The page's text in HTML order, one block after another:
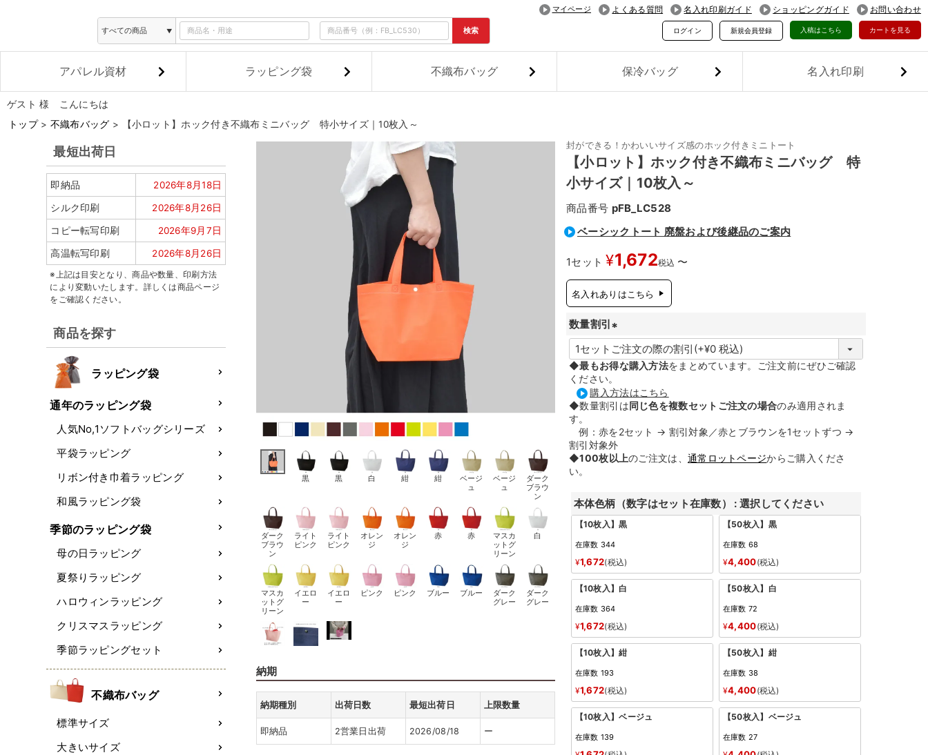
検索
マイページ よくある質問 名入れ印刷ガイド ショッピングガイド お問い合わせ
カートを見る
入稿はこちら
ログイン 新規会員登録
アパレル資材 ラッピング袋 不織布バッグ 保冷バッグ 名入れ印刷
ゲスト 様 こんにちは
トップ 不織布バッグ 【小ロット】ホック付き不織布ミニバッグ 特小サイズ｜10枚入～
最短出荷日
即納品 2026年8月18日
シルク印刷 2026年8月26日
コピー転写印刷 2026年9月7日
高温転写印刷 2026年8月26日
※上記は目安となり、商品や数量、印刷方法
により変動いたします。詳しくは商品ページ
をご確認ください。
商品を探す
ラッピング袋
通年のラッピング袋
人気No,1ソフトバッグシリーズ
平袋ラッピング
リボン付き巾着ラッピング
和風ラッピング袋
季節のラッピング袋
母の日ラッピング
夏祭りラッピング
ハロウィンラッピング
クリスマスラッピング
季節ラッピングセット
不織布バッグ
標準サイズ
大きいサイズ
黒 黒 白 紺 紺
ベージ
ュ
ベージ
ュ
ダーク
ブラウ
ン
ダーク
ブラウ
ン
ライト
ピンク
ライト
ピンク
オレン
ジ
オレン
ジ
赤 赤
マスカ
ットグ
リーン
白
マスカ
ットグ
リーン
イエロ
ー
イエロ
ー
ピンク ピンク ブルー ブルー
ダーク
グレー
ダーク
グレー
納期
納期種別 出荷日数 最短出荷日 上限数量
即納品 2営業日出荷 2026/08/18 ー
封ができる！かわいいサイズ感のホック付きミニトート
【小ロット】ホック付き不織布ミニバッグ 特
小サイズ｜10枚入～
商品番号 pFB_LC528
ベーシックトート 廃盤および後継品のご案内
1セット ¥1,672税込 〜
名入れありはこちら
数量割引
(
必
須
)
◆最もお得な購入方法をまとめています。ご注文前にぜひご確認
ください。
購入方法はこちら
◆数量割引は同じ色を複数セットご注文の場合のみ適用されま
す。
例：赤を2セット → 割引対象／赤とブラウンを1セットずつ →
割引対象外
◆100枚以上のご注文は、 通常ロットページからご購入くださ
い。
本体色柄（数字はセット在庫数） 選択してください
【10枚入】黒
在庫数 344
¥1,672 税込
【50枚入】黒
在庫数 68
¥4,400 税込
【10枚入】白
在庫数 364
¥1,672 税込
【50枚入】白
在庫数 72
¥4,400 税込
【10枚入】紺
在庫数 193
¥1,672 税込
【50枚入】紺
在庫数 38
¥4,400 税込
【10枚入】ベージュ
在庫数 139
【50枚入】ベージュ
在庫数 27